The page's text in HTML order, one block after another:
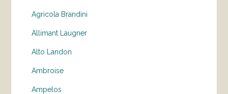
Agricola Brandini
Allimant Laugner
Alto Landon
Ambroise
Ampelos